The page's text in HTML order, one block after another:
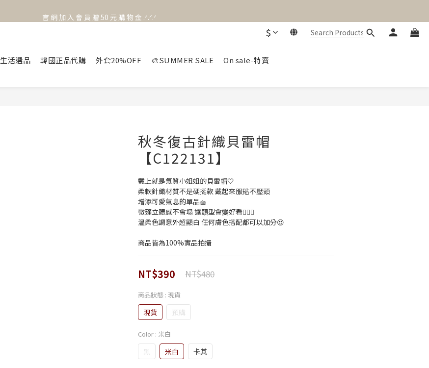
官 網 加 入 會 員 贈 50 元 購 物 金 .ᐟ.ᐟ.ᐟ
$
生活選品 韓國正品代購 外套20%OFF 🎨SUMMER SALE On sale-特賣
秋冬復古針織貝雷帽
【C122131】
戴上就是氣質小姐姐的貝雷帽🤍
柔軟針織材質不是硬挺款 戴起來服貼不壓頭
增添可愛氣息的單品🧺
微蓬立體感不會塌 讓頭型會變好看🙆🏻‍♀️
溫柔色調意外超顯白 任何膚色搭配都可以加分😍
商品皆為100%實品拍攝
NT$390 NT$480
商品狀態 : 現貨
現貨 預購
Color : 米白
黑 米白 卡其